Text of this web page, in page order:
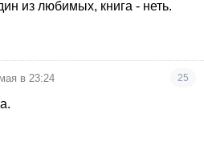
из любимых, книга - неть.
в 23:24 25